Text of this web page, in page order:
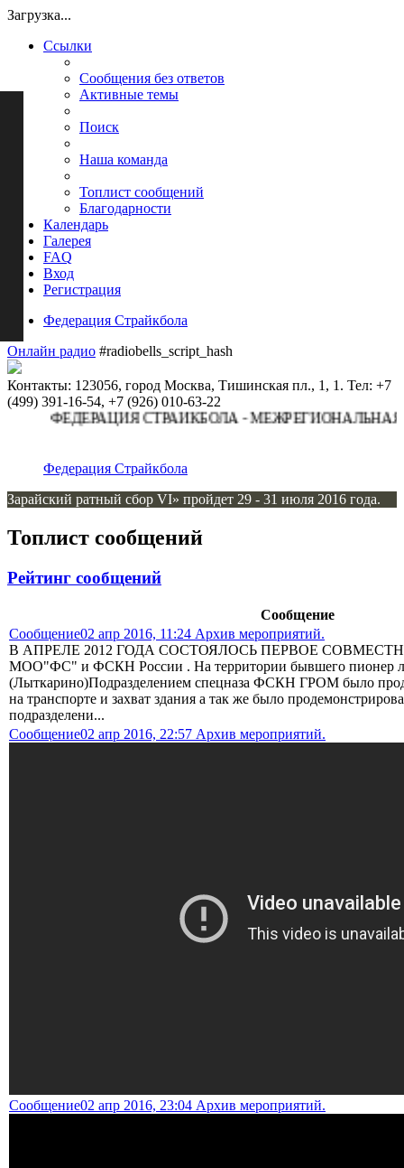
Загрузка...
Ссылки
Сообщения без ответов
Активные темы
Поиск
Наша команда
Топлист сообщений
Благодарности
Календарь
Галерея
FAQ
Вход
Регистрация
Федерация Страйкбола
Онлайн радио #radiobells_script_hash
Контакты: 123056, город Москва, Тишинская пл., 1, 1. Тел: +7
(499) 391-16-54, +7 (926) 010-63-22
ФЕДЕРАЦИЯ СТРАЙКБОЛА - МЕЖРЕГИОНАЛЬНАЯ
Федерация Страйкбола
Зарайский ратный сбор VI» пройдет 29 - 31 июля 2016 года.
Топлист сообщений
Рейтинг сообщений
Сообщение
Сообщение02 апр 2016, 11:24 Архив мероприятий.
В АПРЕЛЕ 2012 ГОДА СОСТОЯЛОСЬ ПЕРВОЕ
МОО"ФС" и ФСКН России . На территории бывшего пионер
(Лыткарино)Подразделением спецназа ФСКН ГРОМ было
на транспорте и захват здания а так же было
подразделени...
Сообщение02 апр 2016, 22:57 Архив мероприятий.
Сообщение02 апр 2016, 23:04 Архив мероприятий.